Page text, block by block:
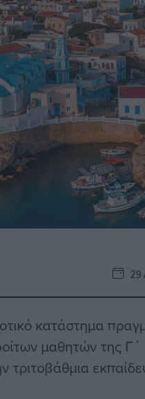
29
κατάστημα
μαθητών της
τριτοβάθμια